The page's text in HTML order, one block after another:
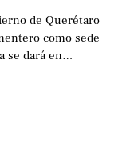
de Querétaro
como sede
se dará en